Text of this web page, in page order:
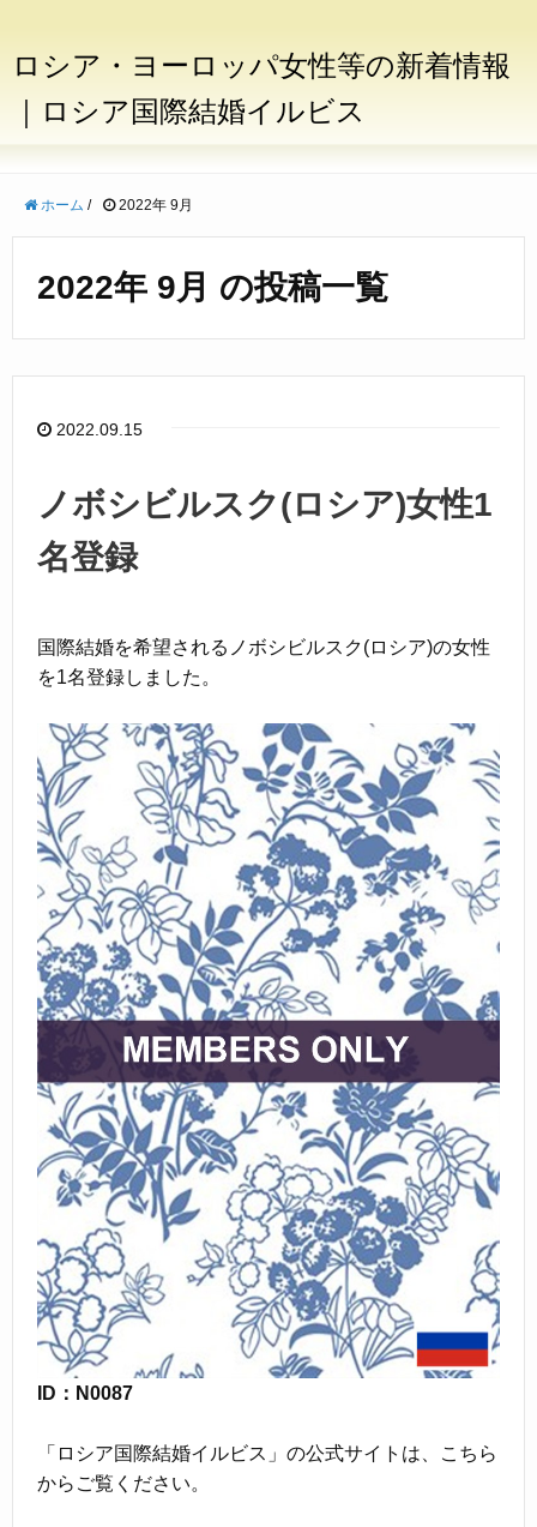
ロシア・ヨーロッパ女性等の新着情報
｜ロシア国際結婚イルビス
ホーム / 2022年 9月
2022年 9月 の投稿一覧
2022.09.15
ノボシビルスク(ロシア)女性1
名登録
国際結婚を希望されるノボシビルスク(ロシア)の女性
を1名登録しました。
ID：N0087
「ロシア国際結婚イルビス」の公式サイトは、こちら
からご覧ください。